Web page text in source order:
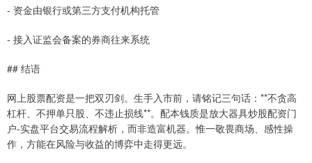
- 资金由银行或第三方支付机构托管
- 接入证监会备案的券商往来系统
## 结语
网上股票配资是一把双刃剑。生手入市前，请铭记三句话：**不贪高
杠杆、不押单只股、不违止损线**。配本钱质是放大器具炒股配资门
户-实盘平台交易流程解析，而非造富机器。惟一敬畏商场、感性操
作，方能在风险与收益的博弈中走得更远。